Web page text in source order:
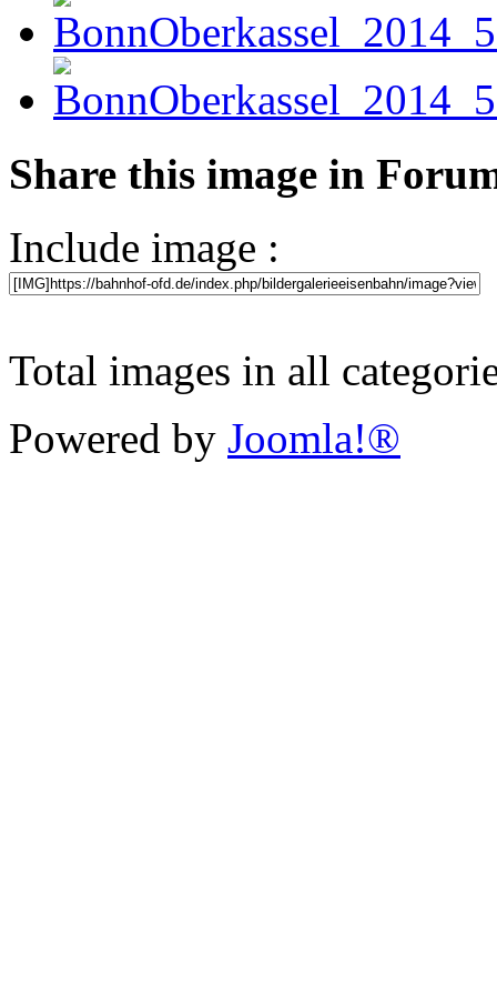
Share this image in
Include image :
Total images in all
Powered by Joomla!®